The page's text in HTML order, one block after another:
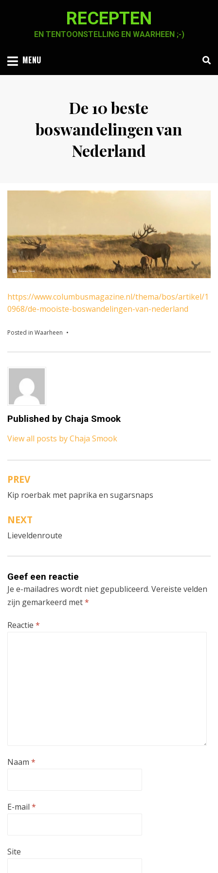
RECEPTEN
EN TENTOONSTELLING EN WAARHEEN ;-)
MENU
De 10 beste
boswandelingen van
Nederland
https://www.columbusmagazine.nl/thema/bos/artikel/1
0968/de-mooiste-boswandelingen-van-nederland
Posted in Waarheen
Published by Chaja Smook
View all posts by Chaja Smook
Bericht
navigatie
PREV
Kip roerbak met paprika en sugarsnaps
NEXT
Lieveldenroute
Geef een reactie
Je e-mailadres wordt niet gepubliceerd. Vereiste velden
zijn gemarkeerd met*
Reactie *
Naam *
E-mail *
Site